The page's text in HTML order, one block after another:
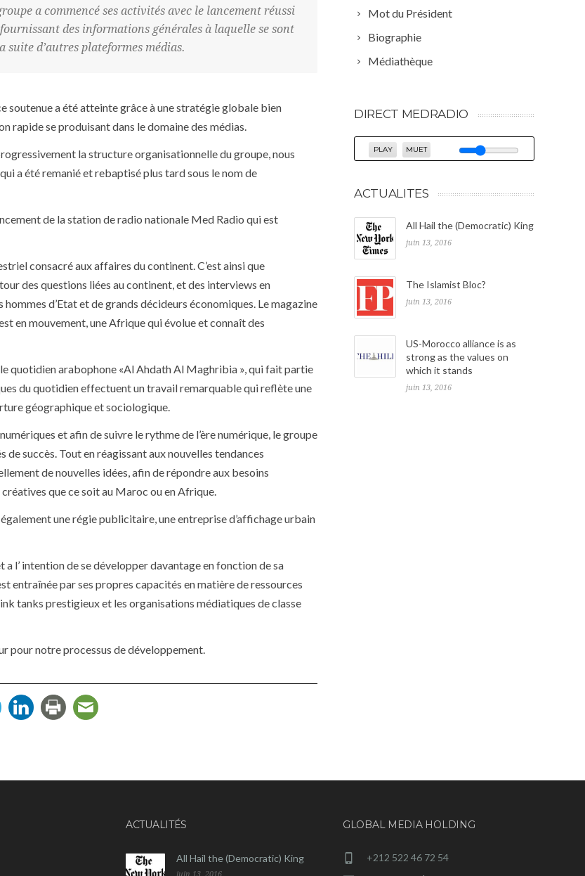
a commencé ses activités avec le lancement réussi
des informations générales à laquelle se sont
suite d’autres plateformes médias.
soutenue a été atteinte grâce à une stratégie globale bien
rapide se produisant dans le domaine des médias.
la structure organisationnelle du groupe, nous
a été remanié et rebaptisé plus tard sous le nom de
de la station de radio nationale Med Radio qui est
consacré aux affaires du continent. C’est ainsi que
des questions liées au continent, et des interviews en
d’Etat et de grands décideurs économiques. Le magazine
en mouvement, une Afrique qui évolue et connaît des
quotidien arabophone «Al Ahdath Al Maghribia », qui fait partie
du quotidien effectuent un travail remarquable qui reflète une
géographique et sociologique.
et afin de suivre le rythme de l’ère numérique, le groupe
succès. Tout en réagissant aux nouvelles tendances
de nouvelles idées, afin de répondre aux besoins
que ce soit au Maroc ou en Afrique.
une régie publicitaire, une entreprise d’affichage urbain
l’ intention de se développer davantage en fonction de sa
entraînée par ses propres capacités en matière de ressources
tanks prestigieux et les organisations médiatiques de classe
pour notre processus de développement.
Mot du Président
Biographie
Médiathèque
DIRECT MEDRADIO
PLAY MUET
ACTUALITES
All Hail the (Democratic) King
juin 13, 2016
The Islamist Bloc?
juin 13, 2016
US-Morocco alliance is as
strong as the values on
which it stands
juin 13, 2016
ACTUALITÉS
All Hail the (Democratic) King
GLOBAL MEDIA HOLDING
+212 522 46 72 54